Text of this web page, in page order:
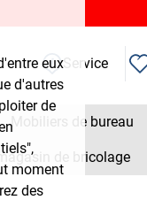
eux
d'autres
de
moment
des
Service
Mobiliers de bureau
de bricolage